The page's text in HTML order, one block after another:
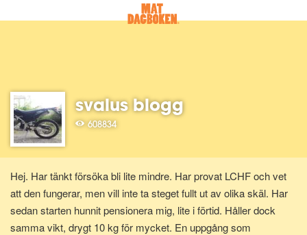
svalus blogg
608834
Hej. Har tänkt försöka bli lite mindre. Har provat LCHF och vet
att den fungerar, men vill inte ta steget fullt ut av olika skäl. Har
sedan starten hunnit pensionera mig, lite i förtid. Håller dock
samma vikt, drygt 10 kg för mycket. En uppgång som